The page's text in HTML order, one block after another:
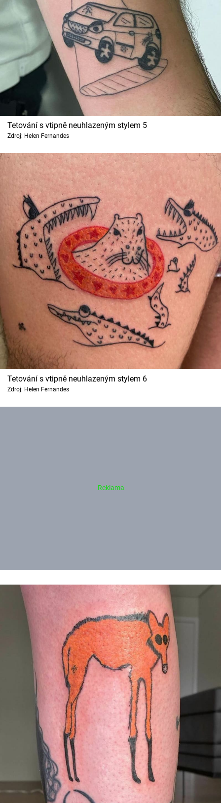
Tetování s vtipně neuhlazeným stylem 5
Zdroj: Helen Fernandes
Tetování s vtipně neuhlazeným stylem 6
Zdroj: Helen Fernandes